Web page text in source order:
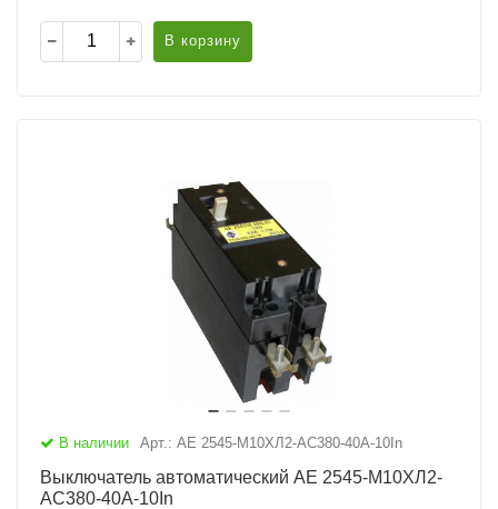
В корзину
В наличии Арт.: АЕ 2545-М10ХЛ2-AC380-40А-10In
Выключатель автоматический АЕ 2545-М10ХЛ2-
AC380-40А-10In